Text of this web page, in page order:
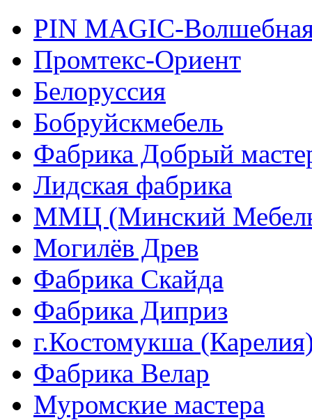
PIN MAGIС-
Промтекс-Ориент
Белоруссия
Бобруйскмебель
Фабрика Добрый
Лидская фабрика
ММЦ (Минский
Могилёв Древ
Фабрика Скайда
Фабрика Диприз
г.Костомукша
Фабрика Велар
Муромские мастера